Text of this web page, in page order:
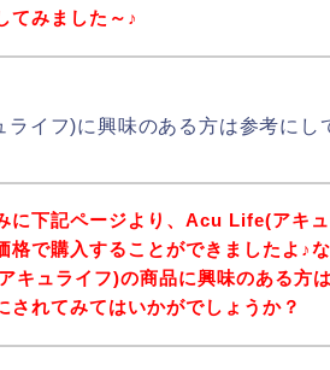
てみました～♪
イフ)に興味のある方は参考にし
に下記ページより、Acu Life(アキ
格で購入することができましたよ♪
キュライフ)の商品に興味のある方
されてみてはいかがでしょうか？